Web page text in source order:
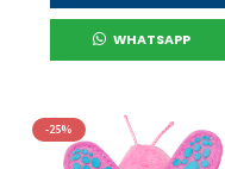
WHATSAPP
-25%